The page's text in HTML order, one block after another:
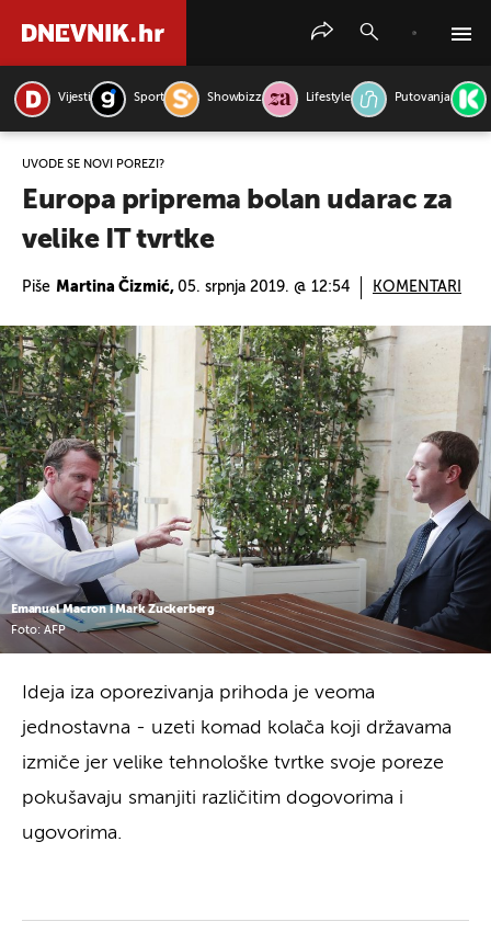
Vijesti Sport Showbizz Lifestyle Putovanja
UVODE SE NOVI POREZI?
Europa priprema bolan udarac za
velike IT tvrtke
Piše Martina Čizmić, 05. srpnja 2019. @ 12:54 KOMENTARI
Emanuel Macron i Mark Zuckerberg
Foto: AFP
Ideja iza oporezivanja prihoda je veoma
jednostavna - uzeti komad kolača koji državama
izmiče jer velike tehnološke tvrtke svoje poreze
pokušavaju smanjiti različitim dogovorima i
ugovorima.
PRETRAŽITE VIJESTI